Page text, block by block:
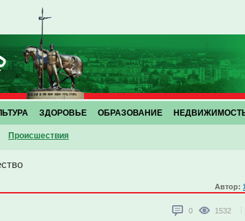
Проиcшествия
ЗДОРОВЬЕ ОБРАЗОВАНИЕ
Автор:
0 1532